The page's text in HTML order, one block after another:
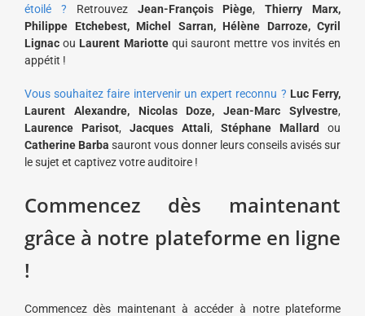
étoilé ? Retrouvez Jean-François Piège,Thierry Marx,
Philippe Etchebest, Michel Sarran, Hélène Darroze, Cyril
Lignac ou Laurent Mariottequi sauront mettre vos invités en
appétit !
Vous souhaitez faire intervenir un expert reconnu ? Luc Ferry,
Laurent Alexandre, Nicolas Doze, Jean-Marc Sylvestre,
Laurence Parisot, Jacques Attali, Stéphane Mallard
ou
Catherine Barba sauront vous donner leurs conseils avisés sur
le sujet et captivez votre auditoire !
Commencez dès maintenant
grâce à notre plateforme en ligne
!
Commencez dès maintenant à accéder à notre plateforme